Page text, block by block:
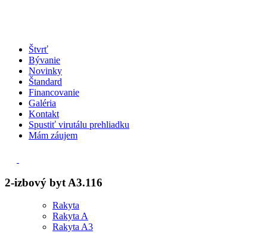
Štvrť
Bývanie
Novinky
Štandard
Financovanie
Galéria
Kontakt
Spustiť virutálu prehliadku
Mám záujem
2-izbový byt A3.116
Rakyta
Rakyta A
Rakyta A3